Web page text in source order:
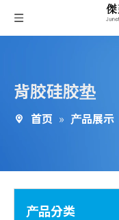
背胶硅胶垫
首页 » 产品展示
产品分类